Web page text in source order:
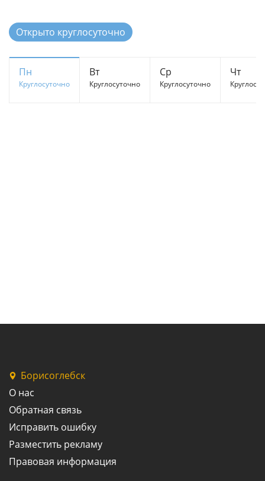
Открыто круглосуточно
Пн
Круглосуточно
Вт
Круглосуточно
Ср
Круглосуточно
Чт
Борисоглебск
О нас
Обратная связь
Исправить ошибку
Разместить рекламу
Правовая информация